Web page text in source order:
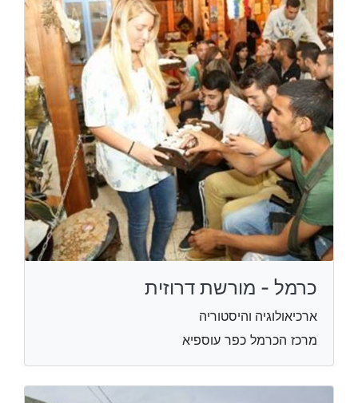
כרמל - מורשת דרוזית
ארכיאולוגיה והיסטוריה
מרכז הכרמל כפר עוספיא